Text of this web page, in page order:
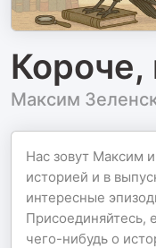
Короче,
Максим
Нас зовут Максим
историей и в
интересные
Присоединяйтесь,
чего-нибудь о